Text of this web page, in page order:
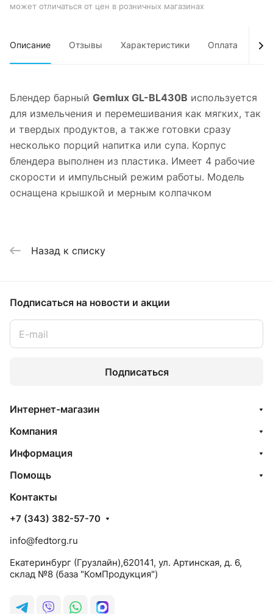
может отличаться от цен в розничных магазинах
Описание Отзывы Характеристики Оплата
Блендер барный Gemlux GL-BL430B используется
для измельчения и перемешивания как мягких, так
и твердых продуктов, а также готовки сразу
несколько порций напитка или супа. Корпус
блендера выполнен из пластика. Имеет 4 рабочие
скорости и импульсный режим работы. Модель
оснащена крышкой и мерным колпачком
Назад к списку
Подписаться на новости и акции
Подписаться
Интернет-магазин
Компания
Информация
Помощь
Контакты
+7 (343) 382-57-70
info@fedtorg.ru
Екатеринбург (Грузлайн),620141, ул. Артинская, д. 6,
склад №8 (база "КомПродукция")